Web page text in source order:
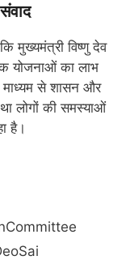
मुख्यमंत्री विष्णु देव
योजनाओं का लाभ
से शासन और
लोगों की समस्याओं
है।